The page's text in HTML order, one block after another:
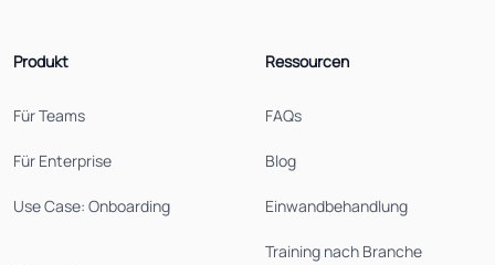
Produkt
Für Teams
Für Enterprise
Use Case: Onboarding
Ressourcen
FAQs
Blog
Einwandbehandlung
Training nach Branche